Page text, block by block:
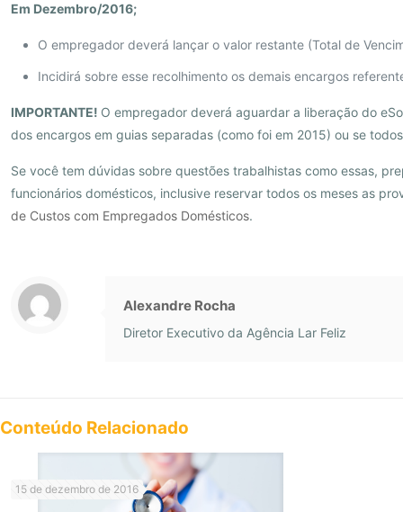
Em Dezembro/2016;
O empregador deverá lançar o valor restante (Total de
Incidirá sobre esse recolhimento os demais encargos
IMPORTANTE! O empregador deverá aguardar a liberação do
dos encargos em guias separadas (como foi em 2015) ou se
Se você tem dúvidas sobre questões trabalhistas como essas,
funcionários domésticos, inclusive reservar todos os meses as
de Custos com Empregados Domésticos.
Alexandre Rocha
Diretor Executivo da Agência Lar Feliz
Conteúdo Relacionado
15 de dezembro de 2016